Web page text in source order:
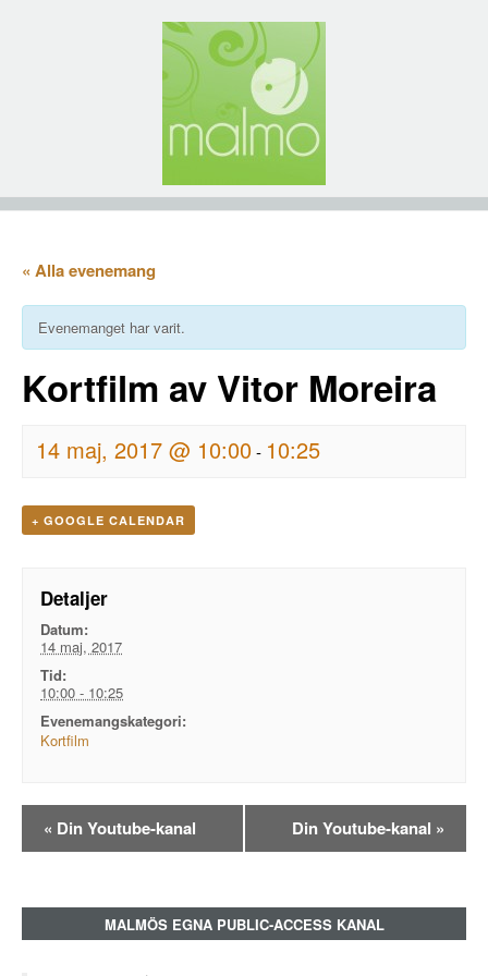
« Alla evenemang
Evenemanget har varit.
Kortfilm av Vitor Moreira
14 maj, 2017 @ 10:00- 10:25
+ GOOGLE CALENDAR
Detaljer
Datum:
14 maj, 2017
Tid:
10:00 - 10:25
Evenemangskategori:
Kortfilm
Evenemangsnavigation
« Din Youtube-kanal Din Youtube-kanal »
MALMÖS EGNA PUBLIC-ACCESS KANAL